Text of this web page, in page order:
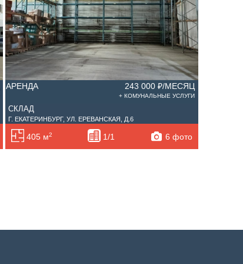
АРЕНДА 243 000 ₽/МЕСЯЦ
+ КОМУНАЛЬНЫЕ УСЛУГИ
СКЛАД
Г. ЕКАТЕРИНБУРГ, УЛ. ЕРЕВАНСКАЯ, Д.6
405 м2 1/1 6 фото